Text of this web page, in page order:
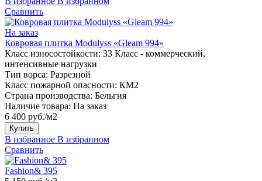
Сравнить
На заказ
Ковровая плитка Modulyss «Gleam 994»
Класс износостойкости: 33 Класс - коммерческий,
интенсивные нагрузки
Тип ворса: Разрезной
Класс пожарной опасности: КМ2
Страна производства: Бельгия
Наличие товара: На заказ
6 400 руб./м2
Купить
В избранное В избранном
Сравнить
Fashion& 395